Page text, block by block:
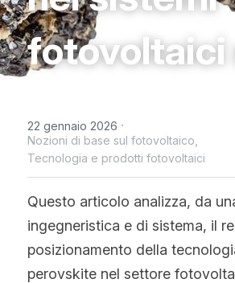
Tecnologia Bifacciale
Tecnologia IBC
Tecnologia TOPCon di
Tecnologia di shingled
Offerta a Tempo
La politica del fotovoltaico
Tendenza prezzi fotovoltaico
Tedesco
Inglese
Portoghese
Francese
Rumeno
Polacco
WhatsApp
fotovoltaici
22 gennaio 2026 ·
Nozioni di base sul fotovoltaico,
Tecnologia e prodotti fotovoltaici
Questo articolo analizza, da
ingegneristica e di sistema, il
posizionamento della
perovskite nel settore